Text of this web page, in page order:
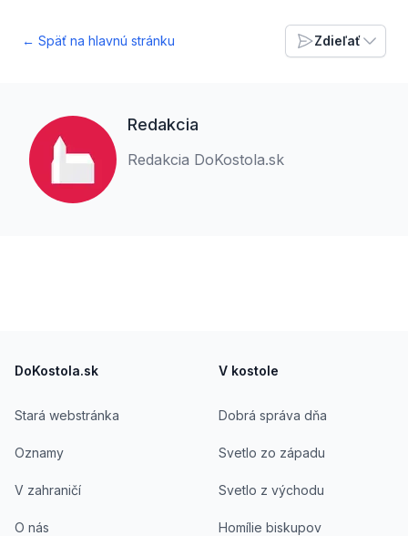
← Späť na hlavnú stránku Zdieľať
Redakcia
Redakcia DoKostola.sk
DoKostola.sk
Stará webstránka
Oznamy
V zahraničí
O nás
V kostole
Dobrá správa dňa
Svetlo zo západu
Svetlo z východu
Homílie biskupov